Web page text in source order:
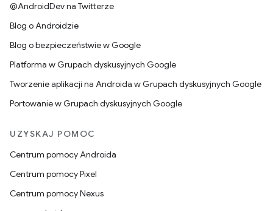
@AndroidDev na Twitterze
Blog o Androidzie
Blog o bezpieczeństwie w Google
Platforma w Grupach dyskusyjnych Google
Tworzenie aplikacji na Androida w Grupach dyskusyjnych Google
Portowanie w Grupach dyskusyjnych Google
UZYSKAJ POMOC
Centrum pomocy Androida
Centrum pomocy Pixel
Centrum pomocy Nexus